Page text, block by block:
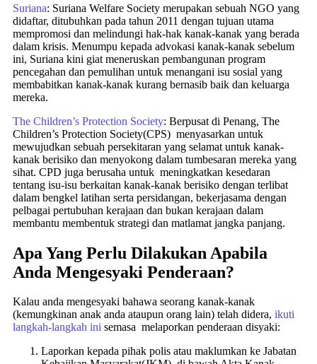
Suriana: Suriana Welfare Society merupakan sebuah NGO yang
didaftar, ditubuhkan pada tahun 2011 dengan tujuan utama
mempromosi dan melindungi hak-hak kanak-kanak yang berada
dalam krisis. Menumpu kepada advokasi kanak-kanak sebelum
ini, Suriana kini giat meneruskan pembangunan program
pencegahan dan pemulihan untuk menangani isu sosial yang
membabitkan kanak-kanak kurang bernasib baik dan keluarga
mereka.
The Children’s Protection Society: Berpusat di Penang, The
Children’s Protection Society(CPS) menyasarkan untuk
mewujudkan sebuah persekitaran yang selamat untuk kanak-
kanak berisiko dan menyokong dalam tumbesaran mereka yang
sihat. CPD juga berusaha untuk meningkatkan kesedaran
tentang isu-isu berkaitan kanak-kanak berisiko dengan terlibat
dalam bengkel latihan serta persidangan, bekerjasama dengan
pelbagai pertubuhan kerajaan dan bukan kerajaan dalam
membantu membentuk strategi dan matlamat jangka panjang.
Apa Yang Perlu Dilakukan Apabila
Anda Mengesyaki Penderaan?
Kalau anda mengesyaki bahawa seorang kanak-kanak
(kemungkinan anak anda ataupun orang lain) telah didera, ikuti
langkah-langkah ini semasa melaporkan penderaan disyaki:
Laporkan kepada pihak polis atau maklumkan ke Jabatan